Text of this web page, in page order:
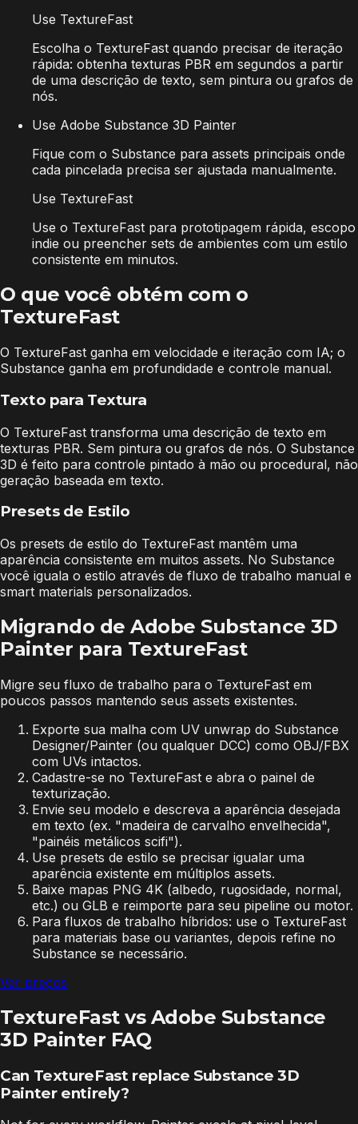
Use TextureFast
Escolha o TextureFast quando precisar de iteração
rápida: obtenha texturas PBR em segundos a partir
de uma descrição de texto, sem pintura ou grafos de
nós.
Use Adobe Substance 3D Painter
Fique com o Substance para assets principais onde
cada pincelada precisa ser ajustada manualmente.
Use TextureFast
Use o TextureFast para prototipagem rápida, escopo
indie ou preencher sets de ambientes com um estilo
consistente em minutos.
O que você obtém com o
TextureFast
O TextureFast ganha em velocidade e iteração com IA; o
Substance ganha em profundidade e controle manual.
Texto para Textura
O TextureFast transforma uma descrição de texto em
texturas PBR. Sem pintura ou grafos de nós. O Substance
3D é feito para controle pintado à mão ou procedural, não
geração baseada em texto.
Presets de Estilo
Os presets de estilo do TextureFast mantêm uma
aparência consistente em muitos assets. No Substance
você iguala o estilo através de fluxo de trabalho manual e
smart materials personalizados.
Migrando de Adobe Substance 3D
Painter para TextureFast
Migre seu fluxo de trabalho para o TextureFast em
poucos passos mantendo seus assets existentes.
Exporte sua malha com UV unwrap do Substance
Designer/Painter (ou qualquer DCC) como OBJ/FBX
com UVs intactos.
Cadastre-se no TextureFast e abra o painel de
texturização.
Envie seu modelo e descreva a aparência desejada
em texto (ex. "madeira de carvalho envelhecida",
"painéis metálicos scifi").
Use presets de estilo se precisar igualar uma
aparência existente em múltiplos assets.
Baixe mapas PNG 4K (albedo, rugosidade, normal,
etc.) ou GLB e reimporte para seu pipeline ou motor.
Para fluxos de trabalho híbridos: use o TextureFast
para materiais base ou variantes, depois refine no
Substance se necessário.
Ver preços
TextureFast vs Adobe Substance
3D Painter FAQ
Can TextureFast replace Substance 3D
Painter entirely?